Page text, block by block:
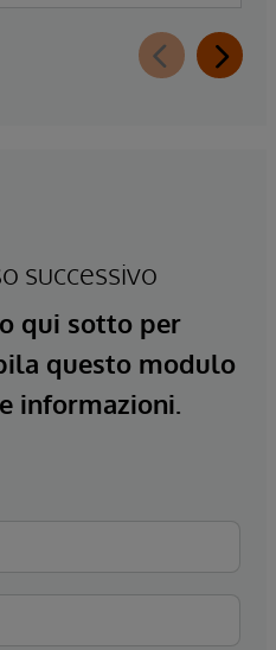
successivo
qui sotto per
questo modulo
informazioni.